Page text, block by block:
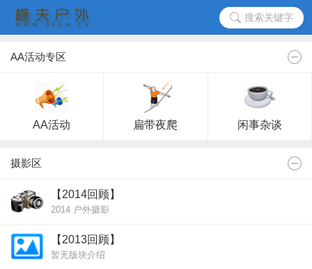
搜索关键字
AA活动专区
AA活动 扁带夜爬 闲事杂谈
摄影区
【2014回顾】
2014 户外摄影
【2013回顾】
暂无版块介绍